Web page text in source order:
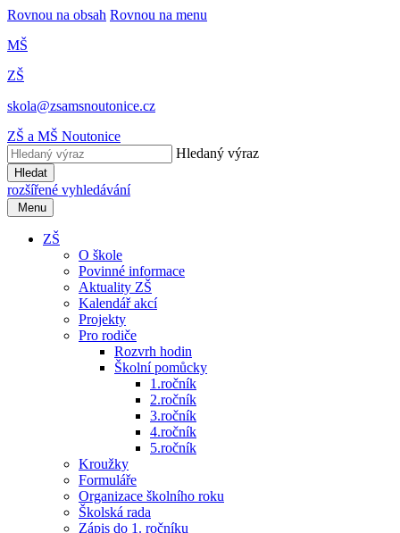
Rovnou na obsah Rovnou na menu
MŠ
ZŠ
skola@zsamsnoutonice.cz
ZŠ a MŠ Noutonice
Hledaný výraz
Hledat
rozšířené vyhledávání
Menu
ZŠ
O škole
Povinné informace
Aktuality ZŠ
Kalendář akcí
Projekty
Pro rodiče
Rozvrh hodin
Školní pomůcky
1.ročník
2.ročník
3.ročník
4.ročník
5.ročník
Kroužky
Formuláře
Organizace školního roku
Školská rada
Zápis do 1. ročníku